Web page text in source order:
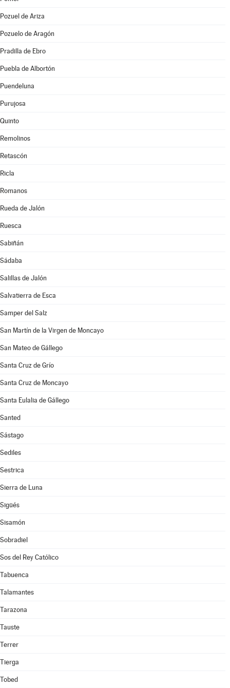
Pozuel de Ariza
Pozuelo de Aragón
Pradilla de Ebro
Puebla de Albortón
Puendeluna
Purujosa
Quinto
Remolinos
Retascón
Ricla
Romanos
Rueda de Jalón
Ruesca
Sabiñán
Sádaba
Salillas de Jalón
Salvatierra de Esca
Samper del Salz
San Martín de la Virgen de Moncayo
San Mateo de Gállego
Santa Cruz de Grío
Santa Cruz de Moncayo
Santa Eulalia de Gállego
Santed
Sástago
Sediles
Sestrica
Sierra de Luna
Sigüés
Sisamón
Sobradiel
Sos del Rey Católico
Tabuenca
Talamantes
Tarazona
Tauste
Terrer
Tierga
Tobed